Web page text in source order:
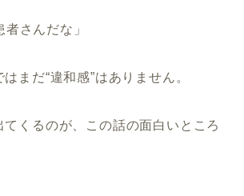
者さんだな」
まだ“違和感”はありません。
てくるのが、この話の面白いところ